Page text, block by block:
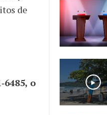
de
o
Play